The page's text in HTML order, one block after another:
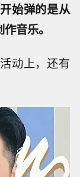
始弹的是从
音乐。
动上，还有